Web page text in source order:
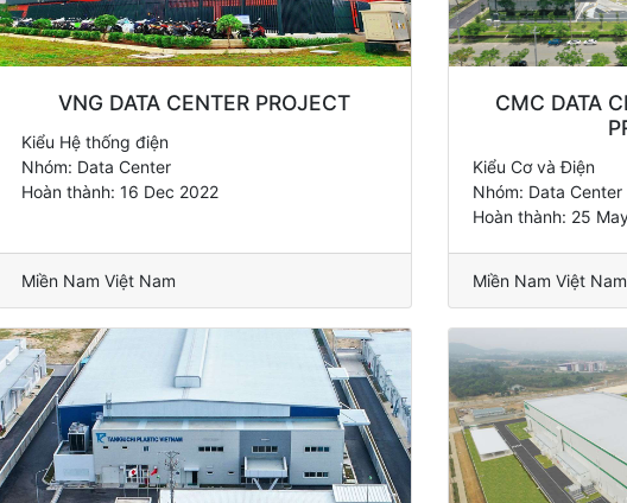
VNG DATA CENTER PROJECT
Kiểu Hệ thống điện
Nhóm: Data Center
Hoàn thành: 16 Dec 2022
Miền Nam Việt Nam
CMC DATA
Kiểu Cơ và Điện
Nhóm: Data Center
Hoàn thành: 25
Miền Nam Việt Nam